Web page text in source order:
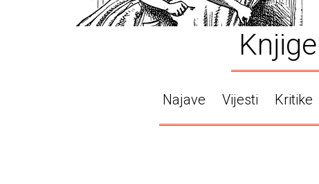
Knjige
Najave Vijesti Kritike